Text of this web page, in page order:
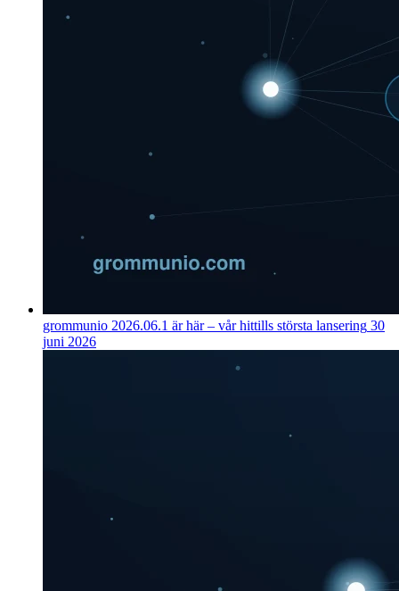
grommunio 2026.06.1 är här – vår hittills största lansering 30
juni 2026